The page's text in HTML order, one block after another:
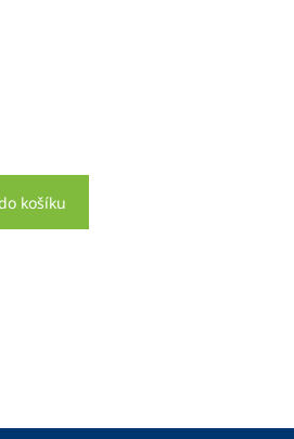
košíku